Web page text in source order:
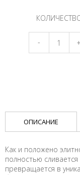
- +
ОПИСАНИЕ
Как и положено
полностью
превращается в